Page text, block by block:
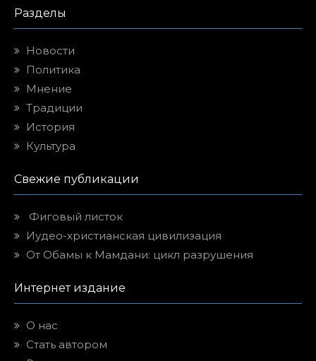
Разделы
Новости
Политика
Мнение
Традиции
История
Культура
Свежие публикации
Фиговый листок
Иудео-христианская цивилизация
От Обамы к Мамдани: цикл разрушения
Интернет издание
О нас
Стать автором